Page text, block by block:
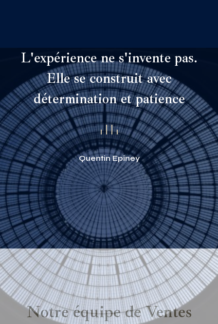
L'expérience ne s'invente pas.
Elle se construit avec
détermination et patience
Quentin Epiney
Notre équipe de Ventes